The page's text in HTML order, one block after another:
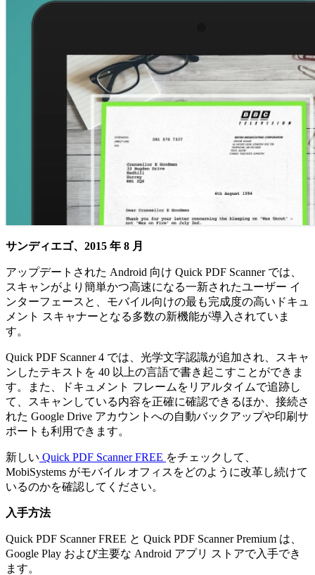
サンディエゴ、2015 年 8 月
アップデートされた Android 向け Quick PDF Scanner では、
スキャンがより簡単かつ高速になる一新されたユーザー イ
ンターフェースと、モバイル向けの最も完成度の高いドキュ
メント スキャナーとなる多数の新機能が導入されていま
す。
Quick PDF Scanner 4 では、光学文字認識が追加され、スキャ
ンしたテキストを 40 以上の言語で書き起こすことができま
す。また、ドキュメント フレームをリアルタイムで追跡し
て、スキャンしている内容を正確に確認できるほか、接続さ
れた Google Drive アカウントへの自動バックアップや印刷サ
ポートも利用できます。
新しい Quick PDF Scanner FREE をチェックして、
MobiSystems がモバイル オフィスをどのように改革し続けて
いるのかを確認してください。
入手方法
Quick PDF Scanner FREE と Quick PDF Scanner Premium は、
Google Play および主要な Android アプリ ストアで入手でき
ます。